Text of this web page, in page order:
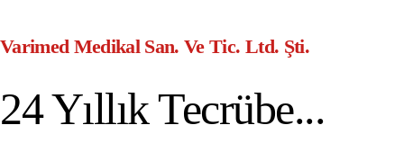
Varimed Medikal San. Ve Tic. Ltd. Şti.
24 Yıllık Tecrübe...